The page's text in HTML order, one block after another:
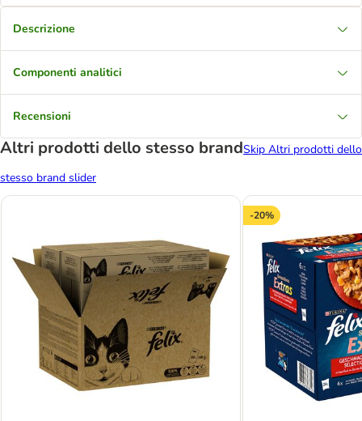
Descrizione
Componenti analitici
Recensioni
Altri prodotti dello stesso brandSkip Altri prodotti dello
stesso brand slider
-20%